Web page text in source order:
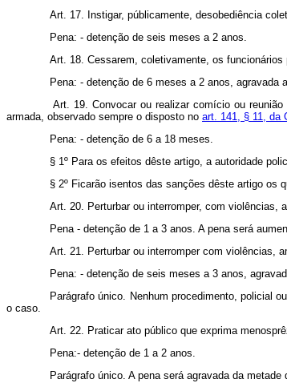
Art. 17. Instigar, públicamente, desobediência
Pena: - detenção de seis meses a 2 anos.
Art. 18. Cessarem, coletivamente, os
Pena: - detenção de 6 meses a 2 anos, agravada
Art. 19. Convocar ou realizar comício ou
armada, observado sempre o disposto no art. 141, § 11, da
Pena: - detenção de 6 a 18 meses.
§ 1º Para os efeitos dêste artigo, a autoridade
§ 2º Ficarão isentos das sanções dêste artigo os
Art. 20. Perturbar ou interromper, com violências,
Pena - detenção de 1 a 3 anos. A pena será
Art. 21. Perturbar ou interromper com violências,
Pena: - detenção de seis meses a 3 anos,
Parágrafo único. Nenhum procedimento, policial
o caso.
Art. 22. Praticar ato público que exprima
Pena:- detenção de 1 a 2 anos.
Parágrafo único. A pena será agravada da